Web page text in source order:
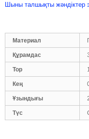
Шыны талшықты жәндіктер
Материал
Құрамдас
Тор
Кең
Ұзындығы
Түс